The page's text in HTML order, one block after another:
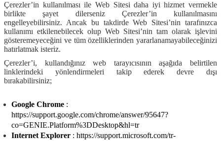
Çerezler’in kullanılması ile Web Sitesi daha iyi hizmet vermekle
birlikte şayet dilerseniz Çerezler’in kullanılmasını
engelleyebilirsiniz. Ancak bu takdirde Web Sitesi’nin tarafınızca
kullanımı etkilenebilecek olup Web Sitesi’nin tam olarak işlevini
gösteremeyeceğini ve tüm özelliklerinden yararlanamayabileceğinizi
hatırlatmak isteriz.
Çerezler’i, kullandığınız web tarayıcısının aşağıda belirtilen
linklerindeki yönlendirmeleri takip ederek devre dışı
bırakabilirsiniz;
Google Chrome :
https://support.google.com/chrome/answer/95647?
co=GENIE.Platform%3DDesktop&hl=tr
Internet Explorer : https://support.microsoft.com/tr-